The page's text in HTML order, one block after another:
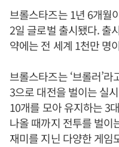
브롤스타즈는 1년 6개월
2일 글로벌 출시됐다. 출
약에는 전 세계 1천만 명
브롤스타즈는 ‘브롤러’
3으로 대전을 벌이는 실
10개를 모아 유지하는 3
나올 때까지 전투를 벌이
재미를 지닌 다양한 게임